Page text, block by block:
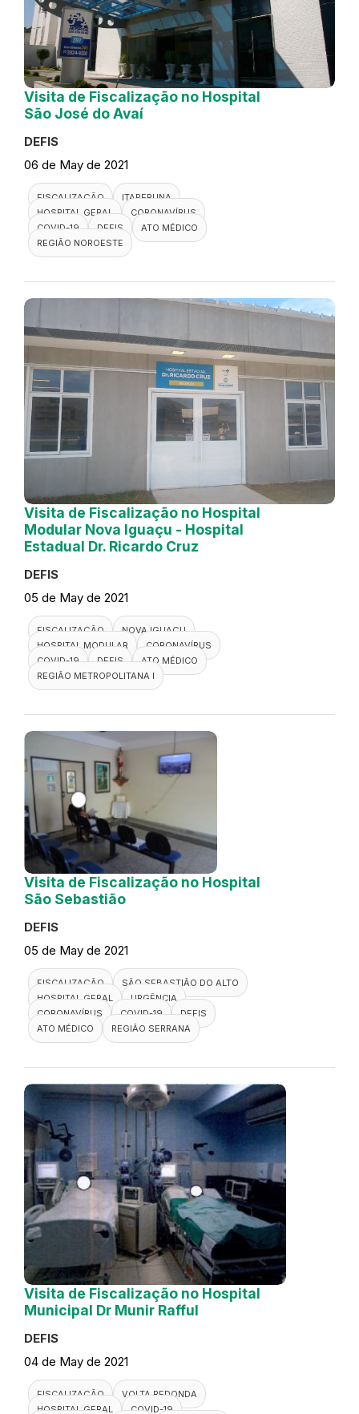
Visita de Fiscalização no Hospital
São José do Avaí
DEFIS
06 de May de 2021
FISCALIZAÇÃO
ITAPERUNA
HOSPITAL GERAL
CORONAVÍRUS
COVID-19
DEFIS
ATO MÉDICO
REGIÃO NOROESTE
Visita de Fiscalização no Hospital
Modular Nova Iguaçu - Hospital
Estadual Dr. Ricardo Cruz
DEFIS
05 de May de 2021
FISCALIZAÇÃO
NOVA IGUAÇU
HOSPITAL MODULAR
CORONAVÍRUS
COVID-19
DEFIS
ATO MÉDICO
REGIÃO METROPOLITANA I
Visita de Fiscalização no Hospital
São Sebastião
DEFIS
05 de May de 2021
FISCALIZAÇÃO
SÃO SEBASTIÃO DO ALTO
HOSPITAL GERAL
URGÊNCIA
CORONAVÍRUS
COVID-19
DEFIS
ATO MÉDICO
REGIÃO SERRANA
Visita de Fiscalização no Hospital
Municipal Dr Munir Rafful
DEFIS
04 de May de 2021
FISCALIZAÇÃO
VOLTA REDONDA
HOSPITAL GERAL
COVID-19